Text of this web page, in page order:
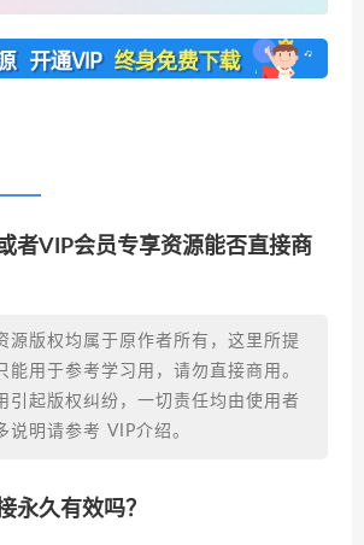
者VIP会员专享资源能否直接商
源版权均属于原作者所有，这里所提
能用于参考学习用，请勿直接商用。
引起版权纠纷，一切责任均由使用者
说明请参考 VIP介绍。
永久有效吗？